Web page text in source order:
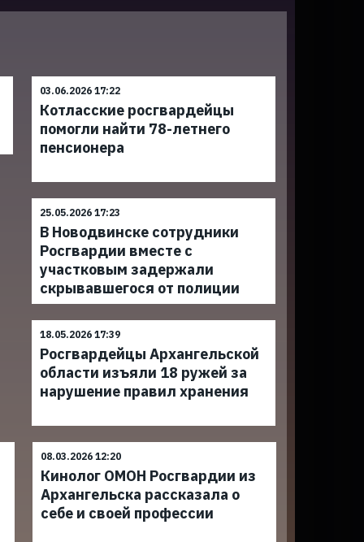
03.06.2026 17:22
Котласские росгвардейцы
помогли найти 78-летнего
пенсионера
25.05.2026 17:23
В Новодвинске сотрудники
Росгвардии вместе с
участковым задержали
скрывавшегося от полиции
18.05.2026 17:39
Росгвардейцы Архангельской
области изъяли 18 ружей за
нарушение правил хранения
08.03.2026 12:20
Кинолог ОМОН Росгвардии из
Архангельска рассказала о
себе и своей профессии